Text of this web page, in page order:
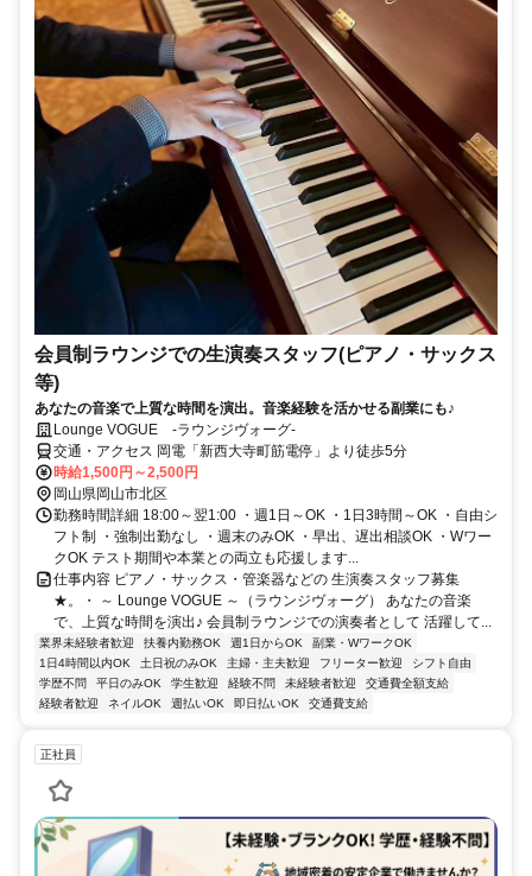
会員制ラウンジでの生演奏スタッフ(ピアノ・サックス
等)
あなたの音楽で上質な時間を演出。音楽経験を活かせる副業にも♪
Lounge VOGUE -ラウンジヴォーグ-
交通・アクセス 岡電「新西大寺町筋電停」より徒歩5分
時給1,500円～2,500円
岡山県岡山市北区
勤務時間詳細 18:00～翌1:00 ・週1日～OK ・1日3時間～OK ・自由シ
フト制 ・強制出勤なし ・週末のみOK ・早出、遅出相談OK ・Wワー
クOK テスト期間や本業との両立も応援します...
仕事内容 ピアノ・サックス・管楽器などの 生演奏スタッフ募集
★。・ ～ Lounge VOGUE ～（ラウンジヴォーグ） あなたの音楽
で、上質な時間を演出♪ 会員制ラウンジでの演奏者として 活躍して...
業界未経験者歓迎 扶養内勤務OK 週1日からOK
副業・WワークOK
1日4時間以内OK
土日祝のみOK 主婦・主夫歓迎 フリーター歓迎
シフト自由
学歴不問
平日のみOK 学生歓迎 経験不問 未経験者歓迎
交通費全額支給
経験者歓迎
ネイルOK 週払いOK 即日払いOK 交通費支給
正社員